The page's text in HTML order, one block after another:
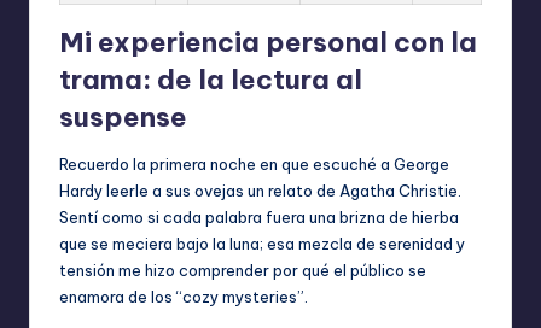
Mi experiencia personal con la
trama: de la lectura al
suspense
Recuerdo la primera noche en que escuché a George
Hardy leerle a sus ovejas un relato de Agatha Christie.
Sentí como si cada palabra fuera una brizna de hierba
que se meciera bajo la luna; esa mezcla de serenidad y
tensión me hizo comprender por qué el público se
enamora de los “cozy mysteries”.